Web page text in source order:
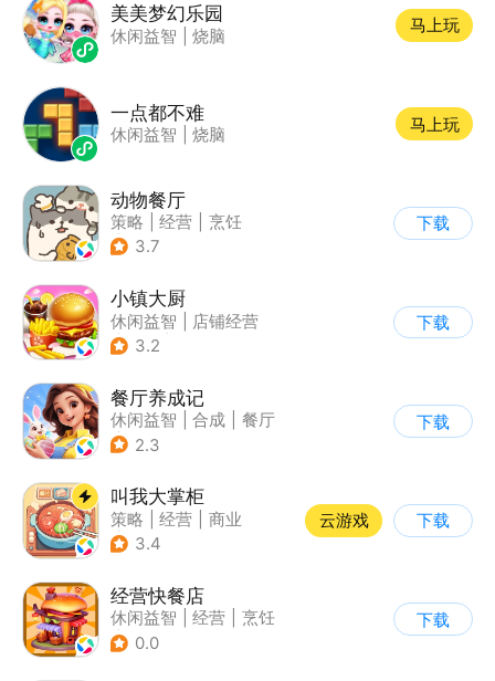
美美梦幻乐园
休闲益智 烧脑
马上玩
一点都不难
休闲益智 烧脑
马上玩
动物餐厅
策略 经营
烹饪
| 宠物
3.7
下载
小镇大厨
休闲益智
店铺经营
| 美食
3.2
下载
餐厅养成记
休闲益智 合成
餐厅
| 清新
2.3
下载
叫我大掌柜
策略 经营
商业
| 古风
3.4
云游戏 下载
经营快餐店
休闲益智 经营
烹饪
| 卡通
0.0
下载